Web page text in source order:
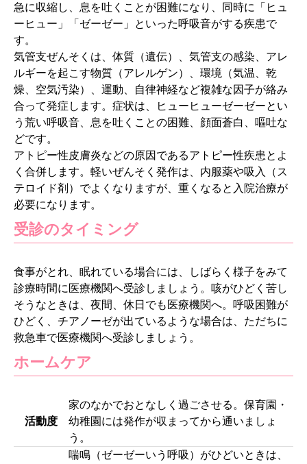
急に収縮し、息を吐くことが困難になり、同時に「ヒュ
ーヒュー」「ゼーゼー」といった呼吸音がする疾患で
す。
気管支ぜんそくは、体質（遺伝）、気管支の感染、アレ
ルギーを起こす物質（アレルゲン）、環境（気温、乾
燥、空気汚染）、運動、自律神経など複雑な因子が絡み
合って発症します。症状は、ヒューヒューゼーゼーとい
う荒い呼吸音、息を吐くことの困難、顔面蒼白、嘔吐な
どです。
アトピー性皮膚炎などの原因であるアトピー性疾患とよ
く合併します。軽いぜんそく発作は、内服薬や吸入（ス
テロイド剤）でよくなりますが、重くなると入院治療が
必要になります。
受診のタイミング
食事がとれ、眠れている場合には、しばらく様子をみて
診療時間に医療機関へ受診しましょう。咳がひどく苦し
そうなときは、夜間、休日でも医療機関へ。呼吸困難が
ひどく、チアノーゼが出ているような場合は、ただちに
救急車で医療機関へ受診しましょう。
ホームケア
活動度
家のなかでおとなしく過ごさせる。保育園・
幼稚園には発作が収まってから通いましょ
う。
喘鳴（ゼーゼーいう呼吸）がひどいときは、